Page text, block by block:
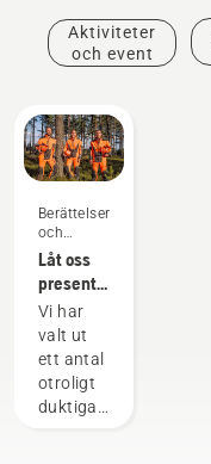
Aktiviteter
och event
Berättelser
och
inspiration
Låt oss
presentera
Husqvarnas
H-Team
– våra
mest
krävande
Vi har
valt ut
ett antal
otroligt
duktiga